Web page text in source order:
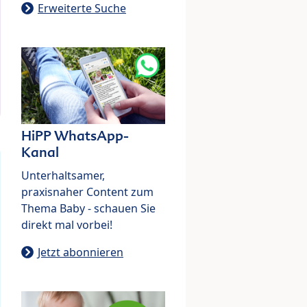
Erweiterte Suche
HiPP WhatsApp-
Kanal
Unterhaltsamer,
praxisnaher Content zum
Thema Baby - schauen Sie
direkt mal vorbei!
Jetzt abonnieren